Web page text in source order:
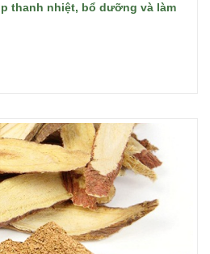
thanh nhiệt, bổ dưỡng và làm